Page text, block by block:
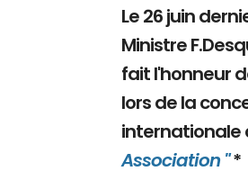
Le 26 juin
Ministre
fait l'honneur
lors de la
internationale
Association "*